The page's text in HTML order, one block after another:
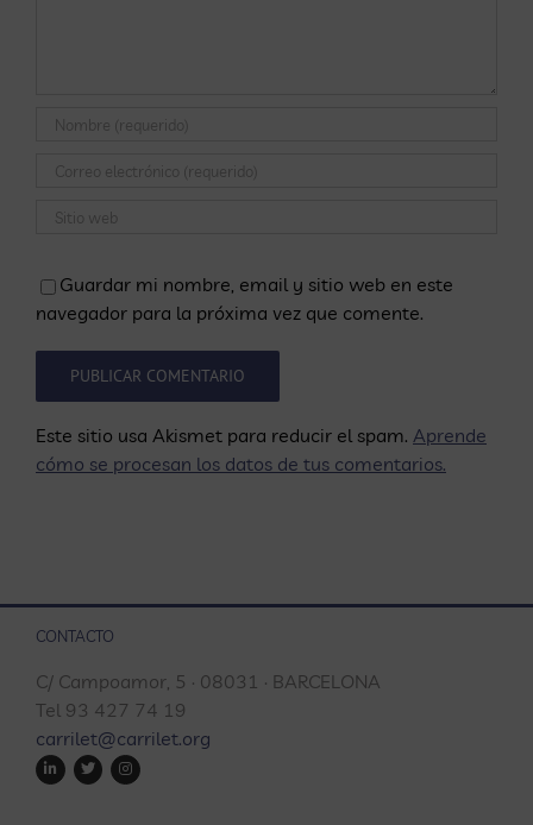
Guardar mi nombre, email y sitio web en este
navegador para la próxima vez que comente.
Este sitio usa Akismet para reducir el spam. Aprende
cómo se procesan los datos de tus comentarios.
CONTACTO
C/ Campoamor, 5 · 08031 · BARCELONA
Tel 93 427 74 19
carrilet@carrilet.org